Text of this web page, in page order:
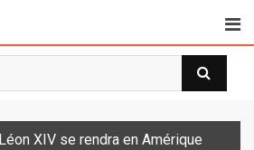
Léon XIV se rendra en Amérique latine à